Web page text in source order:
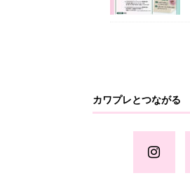
カワプレとつながる